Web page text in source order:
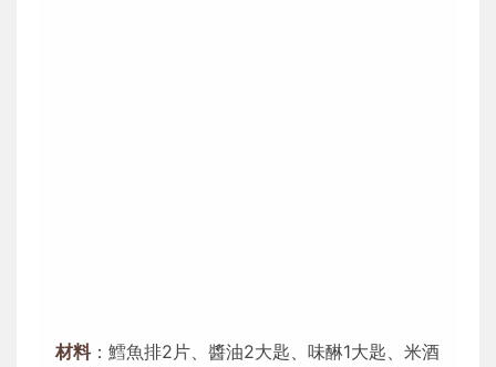
材料：鱈魚排2片、醬油2大匙、味醂1大匙、米酒